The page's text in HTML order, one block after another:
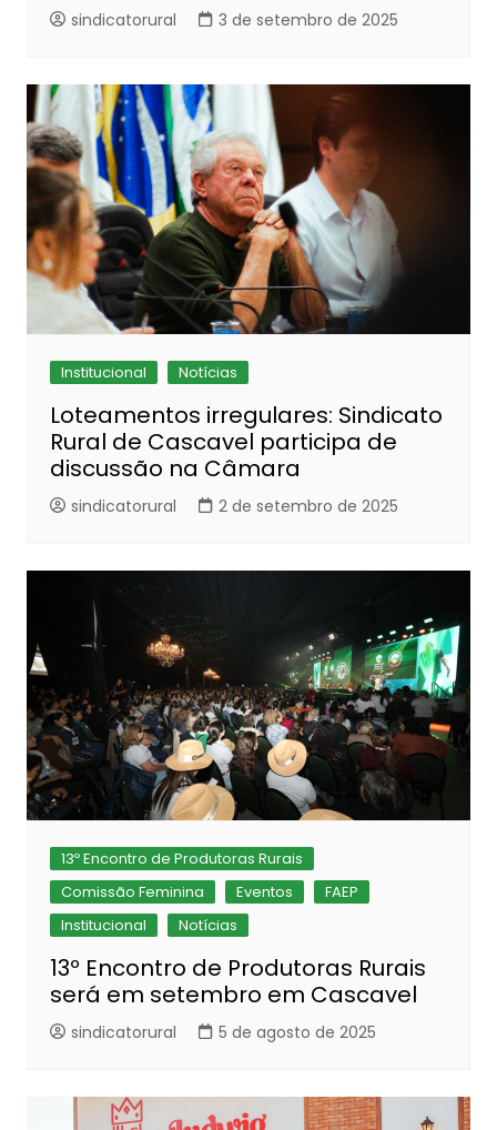
sindicatorural 3 de setembro de 2025
Institucional Notícias
Loteamentos irregulares: Sindicato
Rural de Cascavel participa de
discussão na Câmara
sindicatorural 2 de setembro de 2025
13º Encontro de Produtoras Rurais
Comissão Feminina
Eventos
FAEP
Institucional
Notícias
13º Encontro de Produtoras Rurais
será em setembro em Cascavel
sindicatorural 5 de agosto de 2025